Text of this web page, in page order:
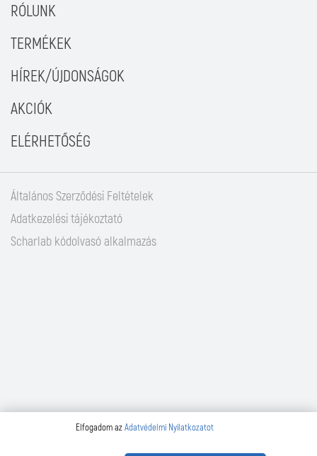
RÓLUNK
TERMÉKEK
HÍREK/ÚJDONSÁGOK
AKCIÓK
ELÉRHETŐSÉG
Általános Szerződési Feltételek
Adatkezelési tájékoztató
Scharlab kódolvasó alkalmazás
Elfogadom azAdatvédelmi Nyilatkozatot